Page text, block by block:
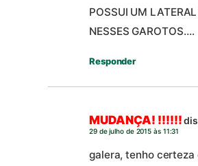
POSSUI UM
NESSES GAROTOS….
Responder
MUDANÇA! !!!!!!
29 de julho de 2015 às 11:31
galera, tenho